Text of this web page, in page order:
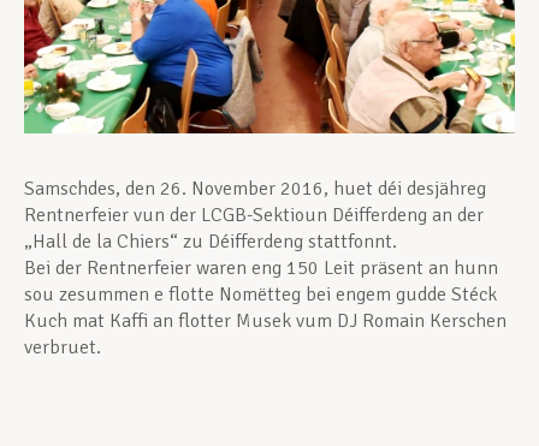
Aktuell
Samschdes, den 26. November 2016, huet déi desjähreg
Rentnerfeier vun der LCGB-Sektioun Déifferdeng an der
„Hall de la Chiers“ zu Déifferdeng stattfonnt.
Bei der Rentnerfeier waren eng 150 Leit präsent an hunn
sou zesummen e flotte Nomëtteg bei engem gudde Stéck
Kuch mat Kaffi an flotter Musek vum DJ Romain Kerschen
verbruet.